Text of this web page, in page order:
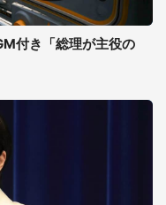
付き「総理が主役の